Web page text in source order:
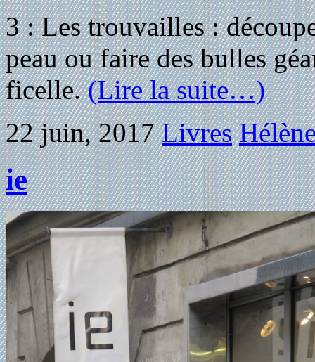
3 : Les trouvailles :
peau ou faire des bulles
ficelle.(Lire la suite…)
22 juin, 2017 Livres
ie